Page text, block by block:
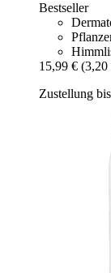
Bestseller
15,99 € (3,20
Zustellung